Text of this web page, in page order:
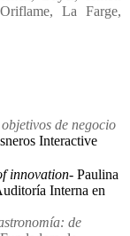
La Farge,
de negocio
Interactive
innovation- Paulina
Interna en
de